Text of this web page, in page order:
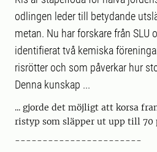
odlingen leder till betydande
metan. Nu har forskare från SLU
identifierat två kemiska
risrötter och som påverkar hur
Denna kunskap ...
... gjorde det möjligt att korsa
ristyp som släpper ut upp till 70
-----------------------